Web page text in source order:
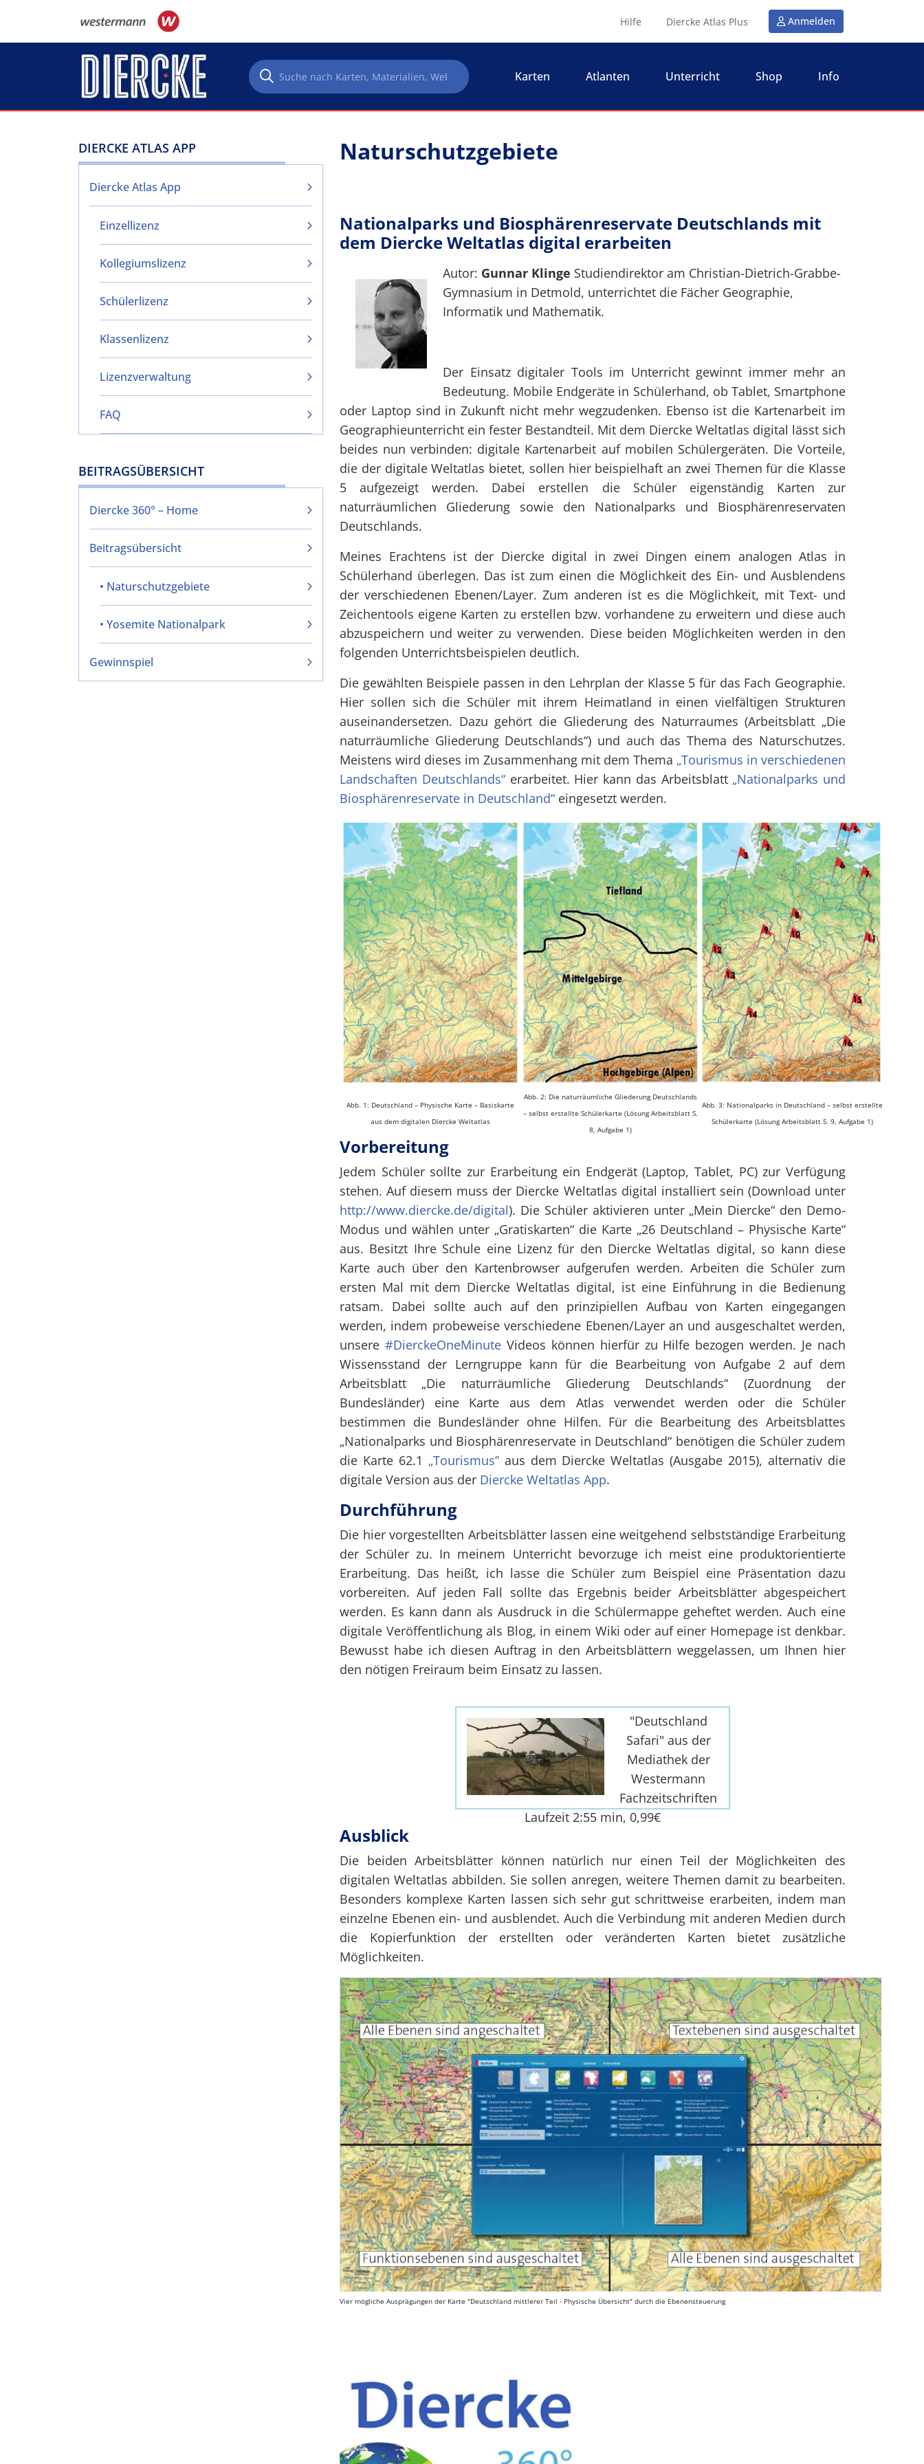
Hilfe Diercke Atlas Plus Anmelden
Karten Atlanten Unterricht Shop Info
DIERCKE ATLAS APP
Diercke Atlas App
Einzellizenz
Kollegiumslizenz
Schülerlizenz
Klassenlizenz
Lizenzverwaltung
FAQ
BEITRAGSÜBERSICHT
Diercke 360° – Home
Beitragsübersicht
• Naturschutzgebiete
• Yosemite Nationalpark
Gewinnspiel
Naturschutzgebiete
Nationalparks und Biosphärenreservate Deutschlands mit
dem Diercke Weltatlas digital erarbeiten
Autor: Gunnar Klinge Studiendirektor am Christian-Dietrich-Grabbe-
Gymnasium in Detmold, unterrichtet die Fächer Geographie,
Informatik und Mathematik.
Der Einsatz digitaler Tools im Unterricht gewinnt immer mehr an
Bedeutung. Mobile Endgeräte in Schülerhand, ob Tablet, Smartphone
oder Laptop sind in Zukunft nicht mehr wegzudenken. Ebenso ist die Kartenarbeit im
Geographieunterricht ein fester Bestandteil. Mit dem Diercke Weltatlas digital lässt sich
beides nun verbinden: digitale Kartenarbeit auf mobilen Schülergeräten. Die Vorteile,
die der digitale Weltatlas bietet, sollen hier beispielhaft an zwei Themen für die Klasse
5 aufgezeigt werden. Dabei erstellen die Schüler eigenständig Karten zur
naturräumlichen Gliederung sowie den Nationalparks und Biosphärenreservaten
Deutschlands.
Meines Erachtens ist der Diercke digital in zwei Dingen einem analogen Atlas in
Schülerhand überlegen. Das ist zum einen die Möglichkeit des Ein- und Ausblendens
der verschiedenen Ebenen/Layer. Zum anderen ist es die Möglichkeit, mit Text- und
Zeichentools eigene Karten zu erstellen bzw. vorhandene zu erweitern und diese auch
abzuspeichern und weiter zu verwenden. Diese beiden Möglichkeiten werden in den
folgenden Unterrichtsbeispielen deutlich.
Die gewählten Beispiele passen in den Lehrplan der Klasse 5 für das Fach Geographie.
Hier sollen sich die Schüler mit ihrem Heimatland in einen vielfältigen Strukturen
auseinandersetzen. Dazu gehört die Gliederung des Naturraumes (Arbeitsblatt „Die
naturräumliche Gliederung Deutschlands“) und auch das Thema des Naturschutzes.
Meistens wird dieses im Zusammenhang mit dem Thema „Tourismus in verschiedenen
Landschaften Deutschlands“erarbeitet. Hier kann das Arbeitsblatt „Nationalparks und
Biosphärenreservate in Deutschland“ eingesetzt werden.
Abb. 1: Deutschland – Physische Karte – Basiskarte
aus dem digitalen Diercke Weltatlas
Abb. 2: Die naturräumliche Gliederung Deutschlands
– selbst erstellte Schülerkarte (Lösung Arbeitsblatt S.
8, Aufgabe 1)
Abb. 3: Nationalparks in Deutschland – selbst erstellte
Schülerkarte (Lösung Arbeitsblatt S. 9, Aufgabe 1)
Vorbereitung
Jedem Schüler sollte zur Erarbeitung ein Endgerät (Laptop, Tablet, PC) zur Verfügung
stehen. Auf diesem muss der Diercke Weltatlas digital installiert sein (Download unter
http://www.diercke.de/digital). Die Schüler aktivieren unter „Mein Diercke“ den Demo-
Modus und wählen unter „Gratiskarten“ die Karte „26 Deutschland – Physische Karte“
aus. Besitzt Ihre Schule eine Lizenz für den Diercke Weltatlas digital, so kann diese
Karte auch über den Kartenbrowser aufgerufen werden. Arbeiten die Schüler zum
ersten Mal mit dem Diercke Weltatlas digital, ist eine Einführung in die Bedienung
ratsam. Dabei sollte auch auf den prinzipiellen Aufbau von Karten eingegangen
werden, indem probeweise verschiedene Ebenen/Layer an und ausgeschaltet werden,
unsere #DierckeOneMinuteVideos können hierfür zu Hilfe bezogen werden. Je nach
Wissensstand der Lerngruppe kann für die Bearbeitung von Aufgabe 2 auf dem
Arbeitsblatt „Die naturräumliche Gliederung Deutschlands“ (Zuordnung der
Bundesländer) eine Karte aus dem Atlas verwendet werden oder die Schüler
bestimmen die Bundesländer ohne Hilfen. Für die Bearbeitung des Arbeitsblattes
„Nationalparks und Biosphärenreservate in Deutschland“ benötigen die Schüler zudem
die Karte 62.1 „Tourismus”aus dem Diercke Weltatlas (Ausgabe 2015), alternativ die
digitale Version aus der Diercke Weltatlas App.
Durchführung
Die hier vorgestellten Arbeitsblätter lassen eine weitgehend selbstständige Erarbeitung
der Schüler zu. In meinem Unterricht bevorzuge ich meist eine produktorientierte
Erarbeitung. Das heißt, ich lasse die Schüler zum Beispiel eine Präsentation dazu
vorbereiten. Auf jeden Fall sollte das Ergebnis beider Arbeitsblätter abgespeichert
werden. Es kann dann als Ausdruck in die Schülermappe geheftet werden. Auch eine
digitale Veröffentlichung als Blog, in einem Wiki oder auf einer Homepage ist denkbar.
Bewusst habe ich diesen Auftrag in den Arbeitsblättern weggelassen, um Ihnen hier
den nötigen Freiraum beim Einsatz zu lassen.
"Deutschland
Safari" aus der
Mediathek der
Westermann
Fachzeitschriften
Laufzeit 2:55 min, 0,99€
Ausblick
Die beiden Arbeitsblätter können natürlich nur einen Teil der Möglichkeiten des
digitalen Weltatlas abbilden. Sie sollen anregen, weitere Themen damit zu bearbeiten.
Besonders komplexe Karten lassen sich sehr gut schrittweise erarbeiten, indem man
einzelne Ebenen ein- und ausblendet. Auch die Verbindung mit anderen Medien durch
die Kopierfunktion der erstellten oder veränderten Karten bietet zusätzliche
Möglichkeiten.
Vier mögliche Ausprägungen der Karte "Deutschland mittlerer Teil - Physische Übersicht" durch die Ebenensteuerung